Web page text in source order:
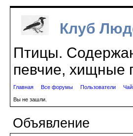
Клуб
Птицы.
певчие, хищные
Главная Все форумы Пользователи
Вы не зашли.
Объявление